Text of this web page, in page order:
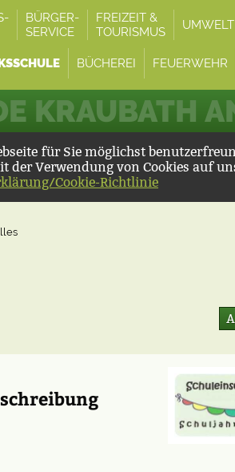
BÜRGER-
SERVICE
FREIZEIT &
TOURISMUS
UMWELT
BÜCHEREI FEUERWEHR
KRAUBATH
für Sie möglichst
Verwendung von Cookies auf
Cookie-Richtlinie